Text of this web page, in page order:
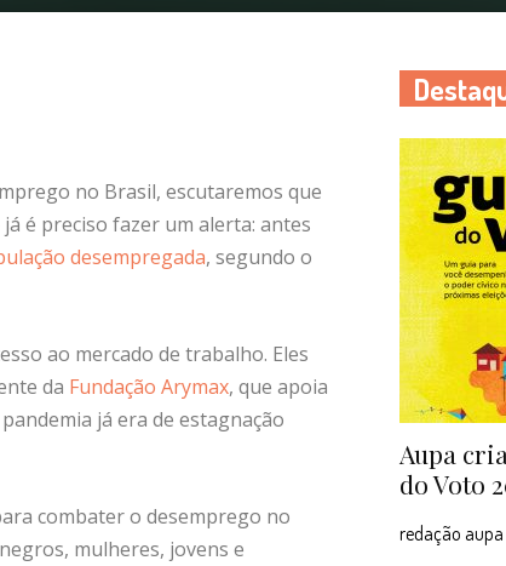
no Brasil, escutaremos que
é preciso fazer um alerta: antes
desempregada, segundo o
ao mercado de trabalho. Eles
da Fundação Arymax, que apoia
já era de estagnação
combater o desemprego no
mulheres, jovens e
Aupa
do Voto
redação aupa